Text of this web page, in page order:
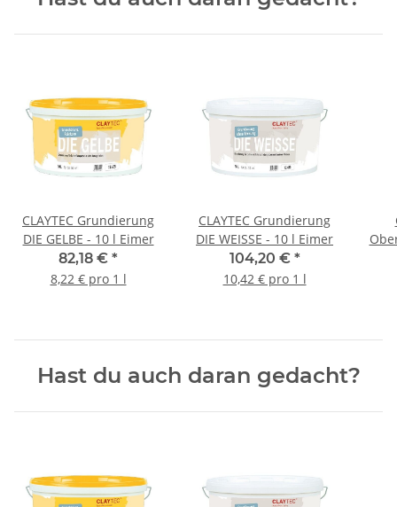
CLAYTEC Grundierung
DIE GELBE - 10 l Eimer
82,18 € *
8,22 € pro 1 l
CLAYTEC Grundierung
DIE WEISSE - 10 l Eimer
104,20 € *
10,42 € pro 1 l
Hast du auch daran gedacht?